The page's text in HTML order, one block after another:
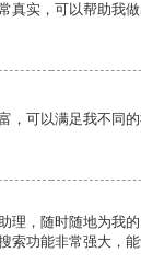
真实，可以帮助我做
，可以满足我不同的
理，随时随地为我
索功能非常强大，